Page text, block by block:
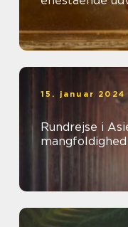
15. januar 2024
Rundrejse i